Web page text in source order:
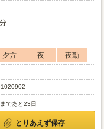
夕方 夜
夜勤
であと23日
とりあえず保存